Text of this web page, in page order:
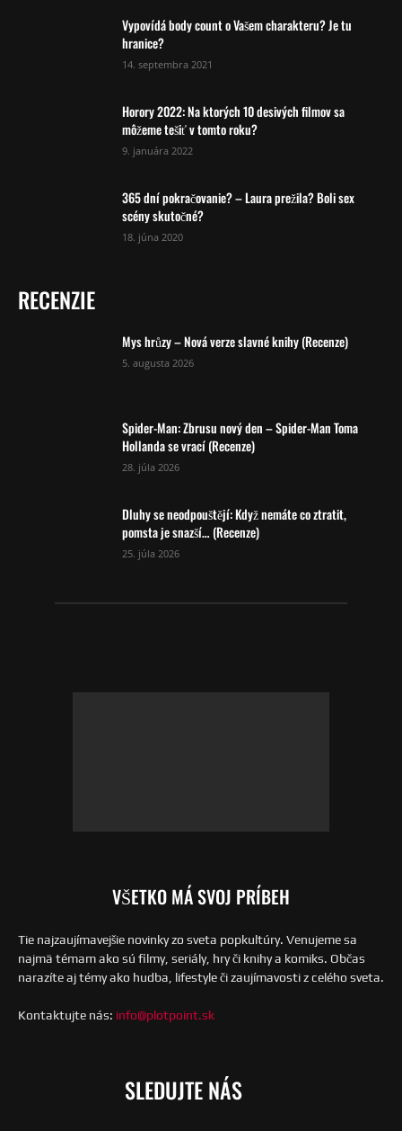
Vypovídá body count o Vašem charakteru? Je tu
hranice?
14. septembra 2021
Horory 2022: Na ktorých 10 desivých filmov sa
môžeme tešiť v tomto roku?
9. januára 2022
365 dní pokračovanie? – Laura prežila? Boli sex
scény skutočné?
18. júna 2020
RECENZIE
Mys hrůzy – Nová verze slavné knihy (Recenze)
5. augusta 2026
Spider-Man: Zbrusu nový den – Spider-Man Toma
Hollanda se vrací (Recenze)
28. júla 2026
Dluhy se neodpouštějí: Když nemáte co ztratit,
pomsta je snazší… (Recenze)
25. júla 2026
VŠETKO MÁ SVOJ PRÍBEH
Tie najzaujímavejšie novinky zo sveta popkultúry. Venujeme sa
najmä témam ako sú filmy, seriály, hry či knihy a komiks. Občas
narazíte aj témy ako hudba, lifestyle či zaujímavosti z celého sveta.
Kontaktujte nás: info@plotpoint.sk
SLEDUJTE NÁS